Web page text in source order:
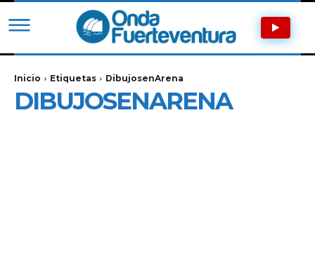
Inicio Etiquetas DibujosenArena
DIBUJOSENARENA